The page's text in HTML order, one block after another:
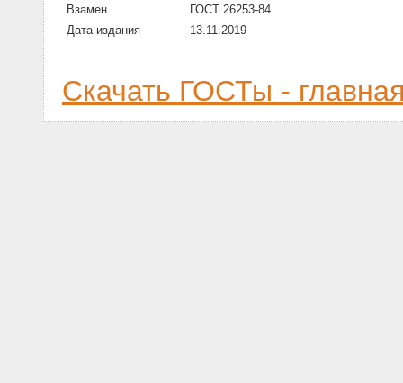
Взамен
ГОСТ 26253-84
Дата издания
13.11.2019
Скачать ГОСТы -